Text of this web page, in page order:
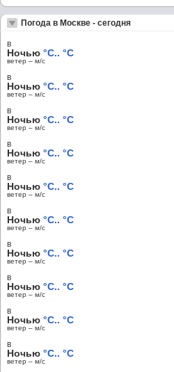
Погода в Москве - сегодня
в
Ночью °C.. °C
ветер – м/c
в
Ночью °C.. °C
ветер – м/c
в
Ночью °C.. °C
ветер – м/c
в
Ночью °C.. °C
ветер – м/c
в
Ночью °C.. °C
ветер – м/c
в
Ночью °C.. °C
ветер – м/c
в
Ночью °C.. °C
ветер – м/c
в
Ночью °C.. °C
ветер – м/c
в
Ночью °C.. °C
ветер – м/c
в
Ночью °C.. °C
ветер – м/c